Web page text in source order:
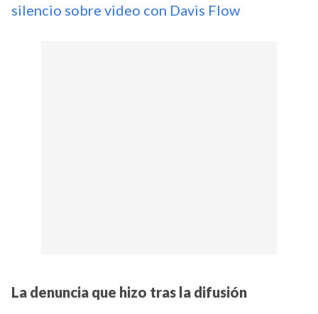
silencio sobre video con Davis Flow
La denuncia que hizo tras la difusión